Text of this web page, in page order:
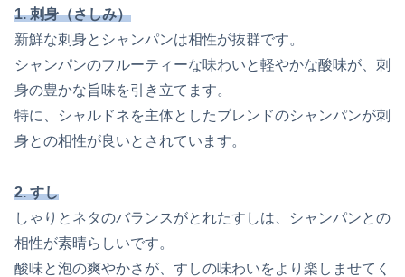
1. 刺身（さしみ）
新鮮な刺身とシャンパンは相性が抜群です。
シャンパンのフルーティーな味わいと軽やかな酸味が、刺
身の豊かな旨味を引き立てます。
特に、シャルドネを主体としたブレンドのシャンパンが刺
身との相性が良いとされています。
2. すし
しゃりとネタのバランスがとれたすしは、シャンパンとの
相性が素晴らしいです。
酸味と泡の爽やかさが、すしの味わいをより楽しませてく